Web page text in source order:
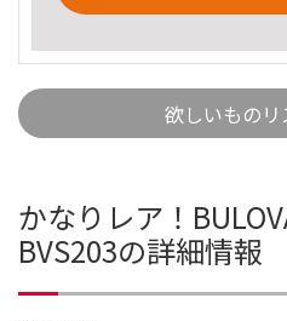
欲しいもの
かなりレア！
BVS203の詳細情報